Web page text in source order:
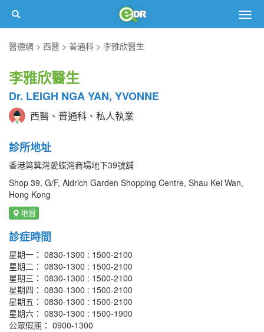
醫德網
西醫 普通科 李雅欣醫生
李雅欣醫生
Dr. LEIGH NGA YAN, YVONNE
西醫、普通科、私人執業
診所地址
香港筲箕灣愛蝶灣商場地下39號舖
Shop 39, G/F, Aldrich Garden Shopping Centre, Shau Kei Wan,
Hong Kong
地圖
診症時間
星期一： 0830-1300 : 1500-2100
星期二： 0830-1300 : 1500-2100
星期三： 0830-1300 : 1500-2100
星期四： 0830-1300 : 1500-2100
星期五： 0830-1300 : 1500-2100
星期六： 0830-1300 : 1500-1900
公眾假期： 0900-1300